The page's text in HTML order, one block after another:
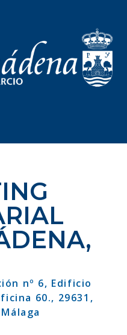
nº 6, Edificio
60., 29631,